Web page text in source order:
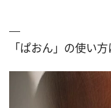
「ぱおん」の使い方